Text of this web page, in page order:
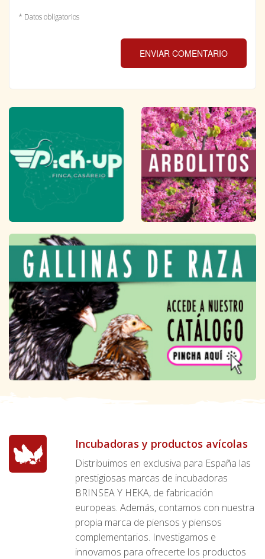
* Datos obligatorios
ENVIAR COMENTARIO
Incubadoras y productos avícolas
Distribuimos en exclusiva para España las
prestigiosas marcas de incubadoras
BRINSEA Y HEKA, de fabricación
europeas. Además, contamos con nuestra
propia marca de piensos y piensos
complementarios. Investigamos e
innovamos para ofrecerte los productos